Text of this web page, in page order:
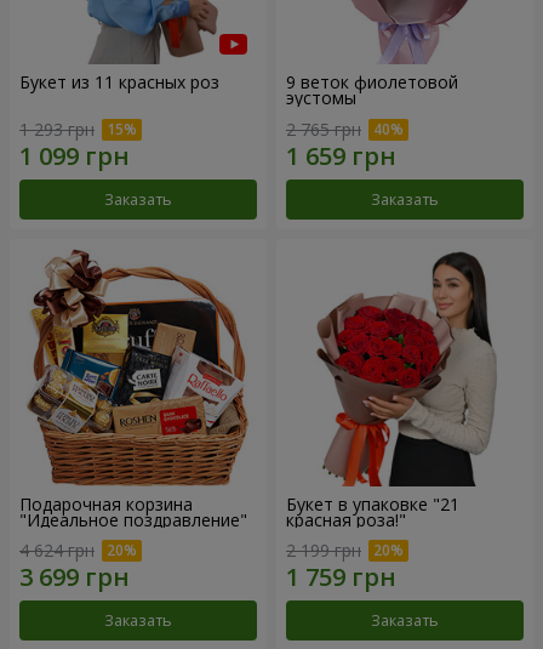
Букет из 11 красных роз
1 293 грн
Заказать
9 веток фиолетовой
эустомы
2 765 грн
Заказать
Подарочная корзина
"Идеальное поздравление"
4 624 грн
Заказать
Букет в упаковке "21
красная роза!"
2 199 грн
Заказать